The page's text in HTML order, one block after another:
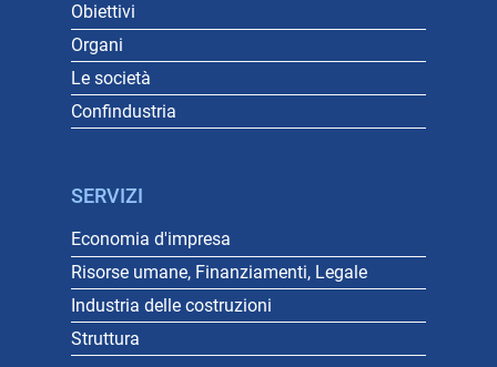
Obiettivi
Organi
Le società
Confindustria
SERVIZI
Economia d'impresa
Risorse umane, Finanziamenti, Legale
Industria delle costruzioni
Struttura